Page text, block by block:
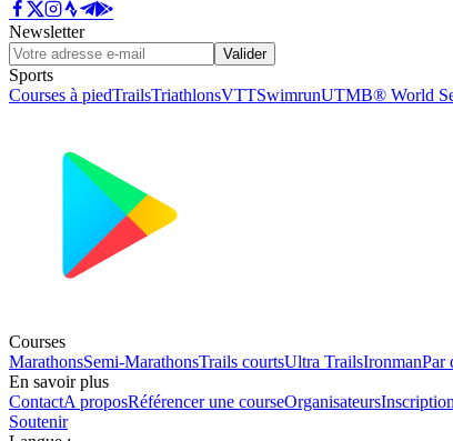
Newsletter
Valider
Sports
Courses à piedTrailsTriathlonsVTTSwimrunUTMB® World
Courses
MarathonsSemi-MarathonsTrails courtsUltra TrailsIronmanPar
En savoir plus
ContactA proposRéférencer une courseOrganisateurs
Soutenir